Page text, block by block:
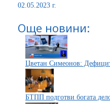
02.05.2023 г.
Още новини:
Цветан Симеонов:
БТПП подготви богата